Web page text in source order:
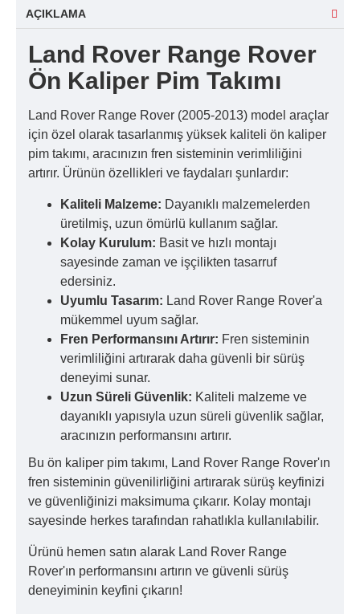
AÇIKLAMA
Land Rover Range Rover
Ön Kaliper Pim Takımı
Land Rover Range Rover (2005-2013) model araçlar
için özel olarak tasarlanmış yüksek kaliteli ön kaliper
pim takımı, aracınızın fren sisteminin verimliliğini
artırır. Ürünün özellikleri ve faydaları şunlardır:
Kaliteli Malzeme: Dayanıklı malzemelerden
üretilmiş, uzun ömürlü kullanım sağlar.
Kolay Kurulum: Basit ve hızlı montajı
sayesinde zaman ve işçilikten tasarruf
edersiniz.
Uyumlu Tasarım: Land Rover Range Rover'a
mükemmel uyum sağlar.
Fren Performansını Artırır: Fren sisteminin
verimliliğini artırarak daha güvenli bir sürüş
deneyimi sunar.
Uzun Süreli Güvenlik: Kaliteli malzeme ve
dayanıklı yapısıyla uzun süreli güvenlik sağlar,
aracınızın performansını artırır.
Bu ön kaliper pim takımı, Land Rover Range Rover'ın
fren sisteminin güvenilirliğini artırarak sürüş keyfinizi
ve güvenliğinizi maksimuma çıkarır. Kolay montajı
sayesinde herkes tarafından rahatlıkla kullanılabilir.
Ürünü hemen satın alarak Land Rover Range
Rover'ın performansını artırın ve güvenli sürüş
deneyiminin keyfini çıkarın!